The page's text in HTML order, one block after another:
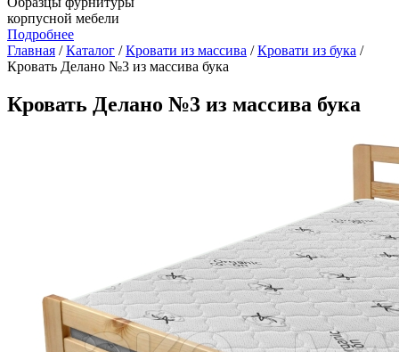
корпусной мебели
Подробнее
Главная /Каталог /Кровати из массива /Кровати из бука /
Кровать Делано №3 из массива бука
Кровать Делано №3 из массива бука